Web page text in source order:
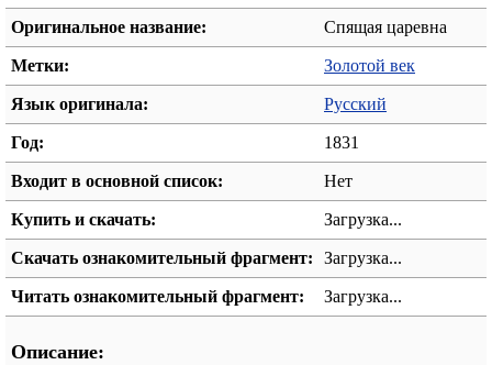
Оригинальное название: Спящая царевна
Метки: Золотой век
Язык оригинала: Русский
Год: 1831
Входит в основной список: Нет
Купить и скачать: Загрузка...
Скачать ознакомительный фрагмент: Загрузка...
Читать ознакомительный фрагмент: Загрузка...
Описание: